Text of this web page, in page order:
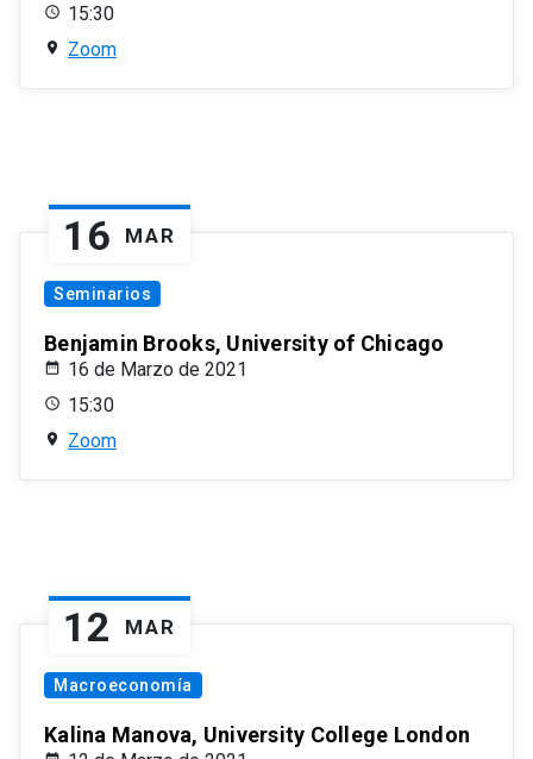
15:30
Zoom
16 MAR
Seminarios
Benjamin Brooks, University of Chicago
16 de Marzo de 2021
15:30
Zoom
12 MAR
Macroeconomía
Kalina Manova, University College London